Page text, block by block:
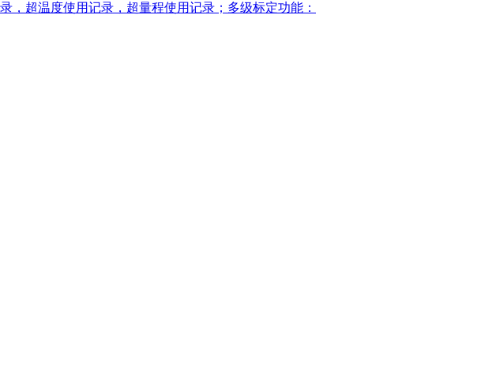
，超温度使用记录，超量程使用记录；多级标定功能：